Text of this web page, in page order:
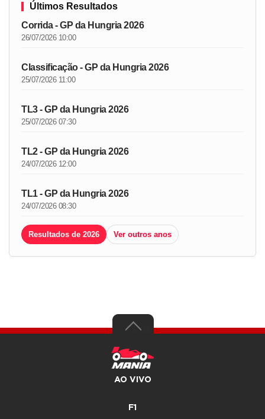
Últimos Resultados
Corrida - GP da Hungria 2026
26/07/2026 10:00
Classificação - GP da Hungria 2026
25/07/2026 11:00
TL3 - GP da Hungria 2026
25/07/2026 07:30
TL2 - GP da Hungria 2026
24/07/2026 12:00
TL1 - GP da Hungria 2026
24/07/2026 08:30
Resultados de 2026 Ver outros anos
AO VIVO
F1